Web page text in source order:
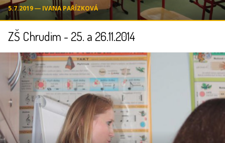
5.7.2019 ― IVANA PAŘÍZKOVÁ
ZŠ Chrudim - 25. a 26.11.2014